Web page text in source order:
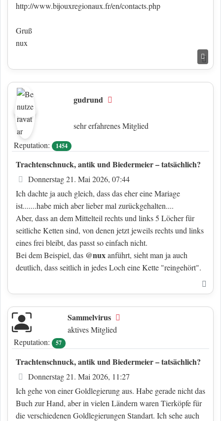
http://www.bijouxregionaux.fr/en/contacts.php
Gruß
nux
gudrund
sehr erfahrenes Mitglied
Reputation:
1454
Trachtenschnuck, antik und Biedermeier – tatsächlich?
Beitrag
Donnerstag 21. Mai 2026, 07:44
Ich dachte ja auch gleich, dass das eher eine Mariage
ist.......habe mich aber lieber mal zurückgehalten....
Aber, dass an dem Mittelteil rechts und links 5 Löcher für
seitliche Ketten sind, von denen jetzt jeweils rechts und links
eines frei bleibt, das passt so einfach nicht.
Bei dem Beispiel, das @nuxanführt, sieht man ja auch
deutlich, dass seitlich in jedes Loch eine Kette "reingehört".
Sammelvirus
aktives Mitglied
Reputation:
57
Trachtenschnuck, antik und Biedermeier – tatsächlich?
Beitrag
Donnerstag 21. Mai 2026, 11:27
Ich gehe von einer Goldlegierung aus. Habe gerade nicht das
Buch zur Hand, aber in vielen Ländern waren Tierköpfe für
die verschiedenen Goldlegierungen Standart. Ich sehe auch